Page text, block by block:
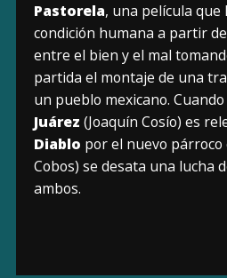
Pastorela, una película que
condición humana a partir
entre el bien y el mal
partida el montaje de una
un pueblo mexicano.
Juárez (Joaquín Cosío) es
Diablo por el nuevo párroco
Cobos) se desata una lucha
ambos.